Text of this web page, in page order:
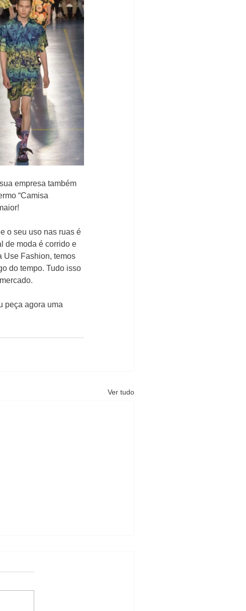
empresa também
“Camisa
o seu uso nas ruas é
de moda é corrido e
Use Fashion, temos
do tempo. Tudo isso
peça agora uma
Ver tudo